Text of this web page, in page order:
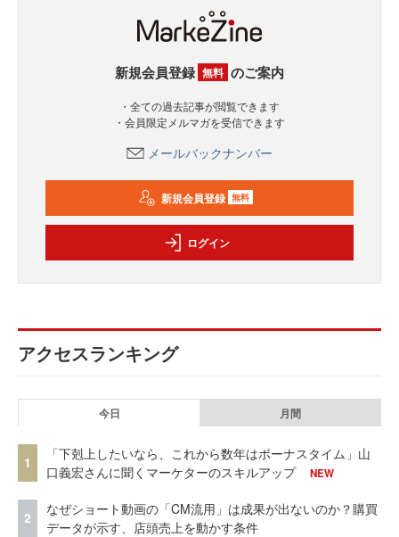
新規会員登録 無料 のご案内
・全ての過去記事が閲覧できます
・会員限定メルマガを受信できます
メールバックナンバー
新規会員登録 無料
ログイン
アクセスランキング
今日 月間
1
「下剋上したいなら、これから数年はボーナスタイム」山
口義宏さんに聞くマーケターのスキルアップ
NEW
2
なぜショート動画の「CM流用」は成果が出ないのか？購買
データが示す、店頭売上を動かす条件